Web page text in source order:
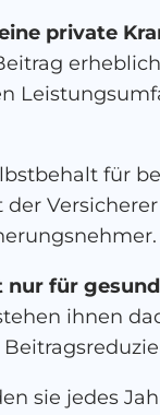
private
für
für
ihnen
sie jedes